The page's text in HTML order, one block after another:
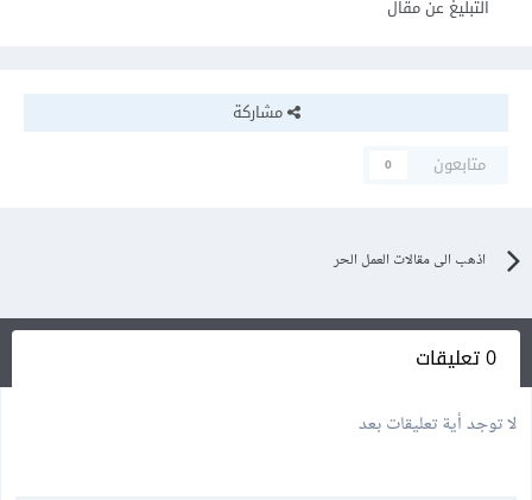
التبليغ عن مقال
مشاركة
متابعون
0
اذهب الى مقالات العمل الحر
0 تعليقات
لا توجد أية تعليقات بعد